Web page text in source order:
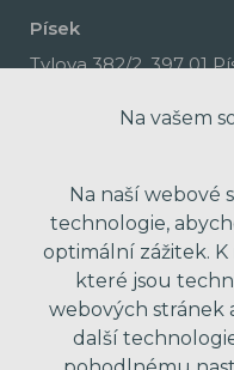
Písek
Tylova 382/2, 397 01
Na vašem
Na naší webové
technologie,
optimální zážitek.
které jsou
webových stránek
další